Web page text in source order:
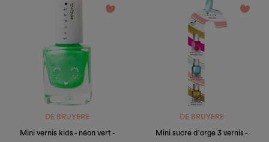
favorite_border
DE BRUYERE
Mini vernis kids - néon vert -
favorite_border
DE BRUYERE
Mini sucre d'orge 3 vernis -